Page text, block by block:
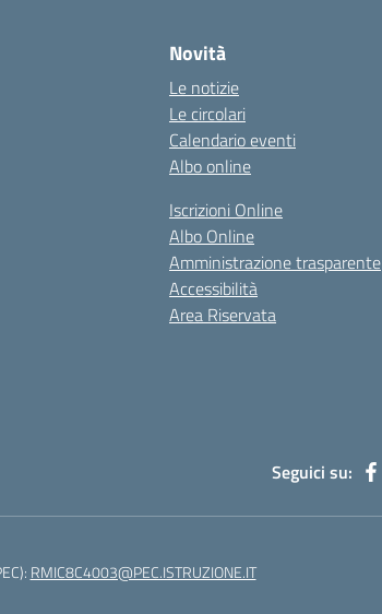
Novità
Le notizie
Le circolari
Calendario eventi
Albo online
Iscrizioni Online
Albo Online
Amministrazione trasparente
Accessibilità
Area Riservata
Seguici su:
RMIC8C4003@PEC.ISTRUZIONE.IT